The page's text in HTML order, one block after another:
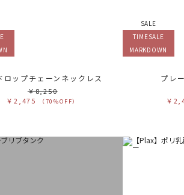
ロップチェーンネックレス
￥8,250
￥2,475
（70%OFF）
SALE
TIMESALE
MARKDOWN
プレ
￥